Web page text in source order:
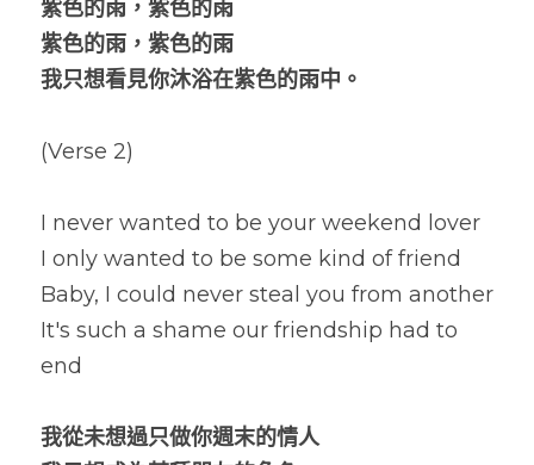
紫色的雨，紫色的雨
紫色的雨，紫色的雨
我只想看見你沐浴在紫色的雨中。
(Verse 2)
I never wanted to be your weekend lover
I only wanted to be some kind of friend
Baby, I could never steal you from another
It's such a shame our friendship had to
end
我從未想過只做你週末的情人